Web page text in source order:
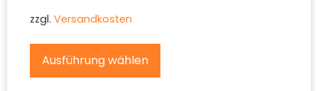
zzgl. Versandkosten
Ausführung wählen